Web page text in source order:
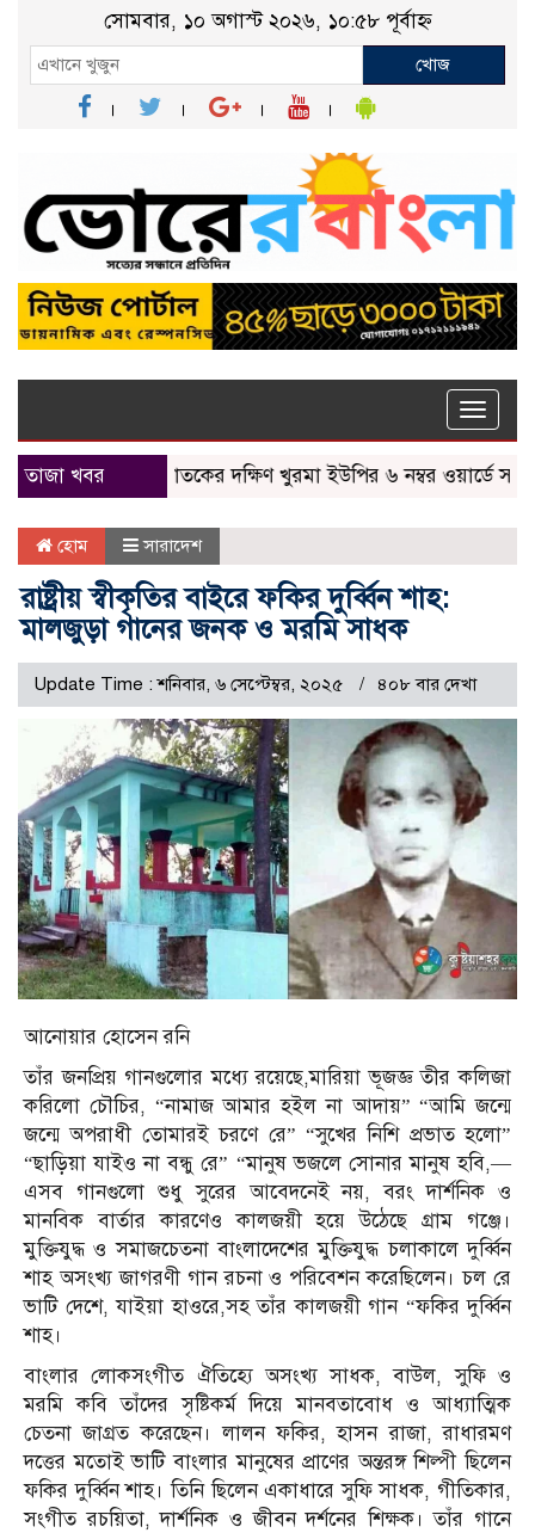
সোমবার, ১০ অগাস্ট ২০২৬, ১০:৫৮ পূর্বাহ্ন
খোজ
Toggle
তাজা খবরছাতকের দক্ষিণ খুরমা ইউপির ৬ নম্বর ওয়ার্ডে সম্ভাব্য
হোম সারাদেশ
রাষ্ট্রীয় স্বীকৃতির বাইরে ফকির দুর্ব্বিন শাহ:
মালজুড়া গানের জনক ও মরমি সাধক
Update Time : শনিবার, ৬ সেপ্টেম্বর, ২০২৫ ৪০৮ বার দেখা
আনোয়ার হোসেন রনি
তাঁর জনপ্রিয় গানগুলোর মধ্যে রয়েছে,মারিয়া ভূজজ্ঞ তীর কলিজা
করিলো চৌচির, “নামাজ আমার হইল না আদায়” “আমি জন্মে
জন্মে অপরাধী তোমারই চরণে রে” “সুখের নিশি প্রভাত হলো”
“ছাড়িয়া যাইও না বন্ধু রে” “মানুষ ভজলে সোনার মানুষ হবি,—
এসব গানগুলো শুধু সুরের আবেদনেই নয়, বরং দার্শনিক ও
মানবিক বার্তার কারণেও কালজয়ী হয়ে উঠেছে গ্রাম গ‌ঞ্জে।
মুক্তিযুদ্ধ ও সমাজচেতনা বাংলাদেশের মুক্তিযুদ্ধ চলাকালে দুর্ব্বিন
শাহ অসংখ্য জাগরণী গান রচনা ও পরিবেশন করেছিলেন। চল রে
ভাটি দেশে, যাইয়া হাওরে,সহ তাঁর কালজয়ী গান “ফকির দুর্ব্বিন
শাহ।
বাংলার লোকসংগীত ঐতিহ্যে অসংখ্য সাধক, বাউল, সুফি ও
মরমি কবি তাঁদের সৃষ্টিকর্ম দিয়ে মানবতাবোধ ও আধ্যাত্মিক
চেতনা জাগ্রত করেছেন। লালন ফকির, হাসন রাজা, রাধারমণ
দত্তের মতোই ভাটি বাংলার মানুষের প্রাণের অন্তরঙ্গ শিল্পী ছিলেন
ফকির দুর্ব্বিন শাহ। তিনি ছিলেন একাধারে সুফি সাধক, গীতিকার,
সংগীত রচয়িতা, দার্শনিক ও জীবন দর্শনের শিক্ষক। তাঁর গানে